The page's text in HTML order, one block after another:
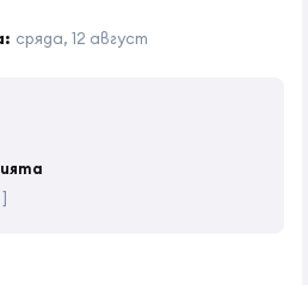
сряда, 12 август